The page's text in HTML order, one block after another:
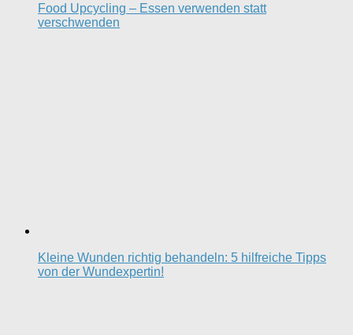
Food Upcycling – Essen verwenden statt
verschwenden
Kleine Wunden richtig behandeln: 5 hilfreiche Tipps
von der Wundexpertin!